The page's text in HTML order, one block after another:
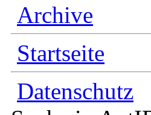
Archive
Startseite
Datenschutz